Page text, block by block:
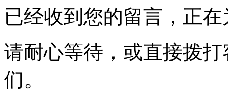
已经收到您的留言，正
请耐心等待，或直接拨
们。